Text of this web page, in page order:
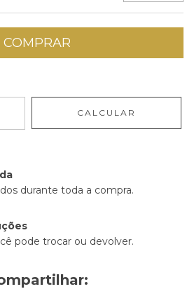
CALCULAR
durante toda a compra.
pode trocar ou devolver.